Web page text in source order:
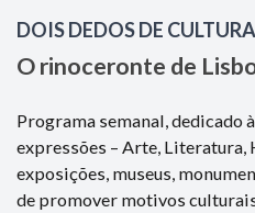
DOIS DEDOS DE CULTURA
O rinoceronte de
Programa semanal, dedicado
expressões – Arte, Literatura,
exposições, museus,
de promover motivos